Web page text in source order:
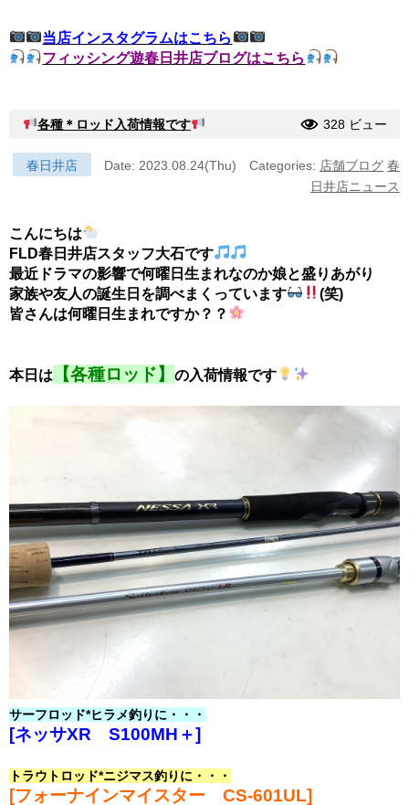
当店インスタグラムはこちら
フィッシング遊春日井店ブログはこちら
各種＊ロッド入荷情報です 328 ビュー
春日井店 Date: 2023.08.24(Thu) Categories: 店舗ブログ 春
日井店ニュース
こんにちは
FLD春日井店スタッフ大石です
最近ドラマの影響で何曜日生まれなのか娘と盛りあがり
家族や友人の誕生日を調べまくっています
(笑)
皆さんは何曜日生まれですか？？
本日は 【各種ロッド】 の入荷情報です
サーフロッド*ヒラメ釣りに・・・
[ネッサXR S100MH＋]
トラウトロッド*ニジマス釣りに・・・
[フォーナインマイスター CS-601UL]